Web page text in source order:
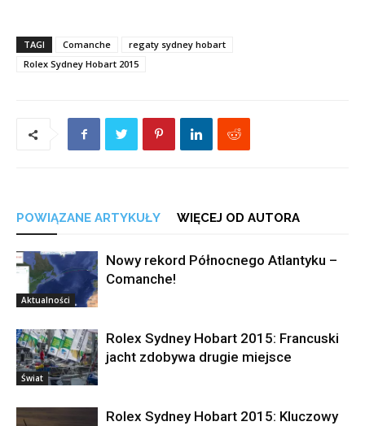
TAGI Comanche
regaty sydney hobart
Rolex Sydney Hobart 2015
POWIĄZANE ARTYKUŁY WIĘCEJ OD AUTORA
Aktualności
Nowy rekord Północnego Atlantyku –
Comanche!
Świat
Rolex Sydney Hobart 2015: Francuski
jacht zdobywa drugie miejsce
Rolex Sydney Hobart 2015: Kluczowy